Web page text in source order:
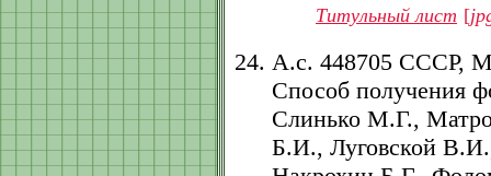
Титульный лист [
А.с. 448705 СССР,
Способ получения
Слинько М.Г.,
Б.И., Луговской